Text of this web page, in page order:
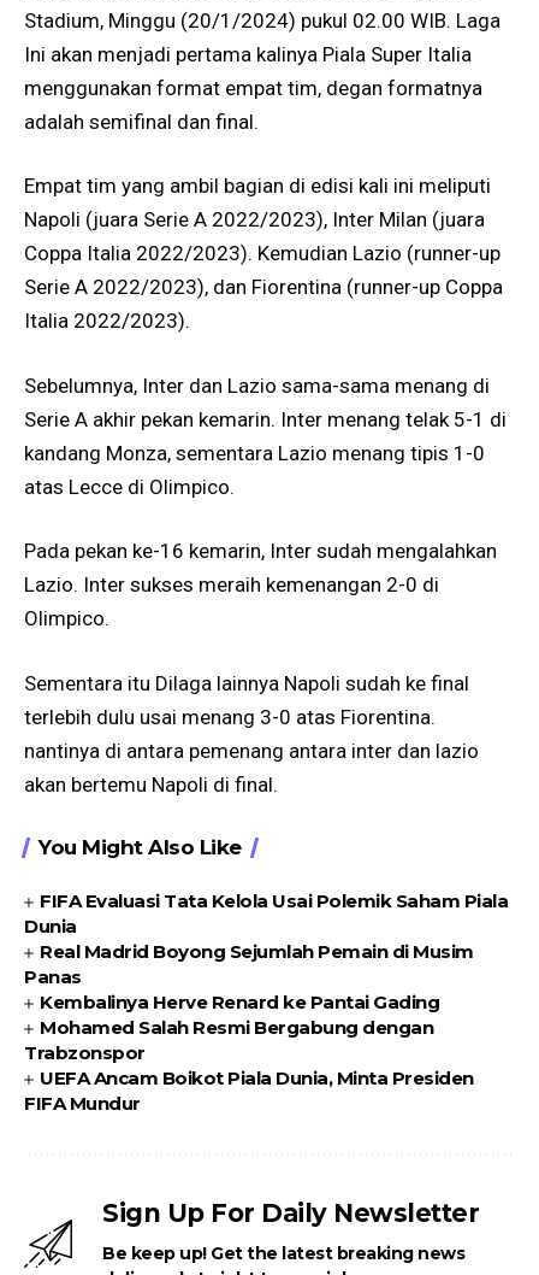
Stadium, Minggu (20/1/2024) pukul 02.00 WIB. Laga
Ini akan menjadi pertama kalinya Piala Super Italia
menggunakan format empat tim, degan formatnya
adalah semifinal dan final.
Empat tim yang ambil bagian di edisi kali ini meliputi
Napoli (juara Serie A 2022/2023), Inter Milan (juara
Coppa Italia 2022/2023). Kemudian Lazio (runner-up
Serie A 2022/2023), dan Fiorentina (runner-up Coppa
Italia 2022/2023).
Sebelumnya, Inter dan Lazio sama-sama menang di
Serie A akhir pekan kemarin. Inter menang telak 5-1 di
kandang Monza, sementara Lazio menang tipis 1-0
atas Lecce di Olimpico.
Pada pekan ke-16 kemarin, Inter sudah mengalahkan
Lazio. Inter sukses meraih kemenangan 2-0 di
Olimpico.
Sementara itu Dilaga lainnya Napoli sudah ke final
terlebih dulu usai menang 3-0 atas Fiorentina.
nantinya di antara pemenang antara inter dan lazio
akan bertemu Napoli di final.
You Might Also Like
FIFA Evaluasi Tata Kelola Usai Polemik Saham Piala
Dunia
Real Madrid Boyong Sejumlah Pemain di Musim
Panas
Kembalinya Herve Renard ke Pantai Gading
Mohamed Salah Resmi Bergabung dengan
Trabzonspor
UEFA Ancam Boikot Piala Dunia, Minta Presiden
FIFA Mundur
Sign Up For Daily Newsletter
Be keep up! Get the latest breaking news